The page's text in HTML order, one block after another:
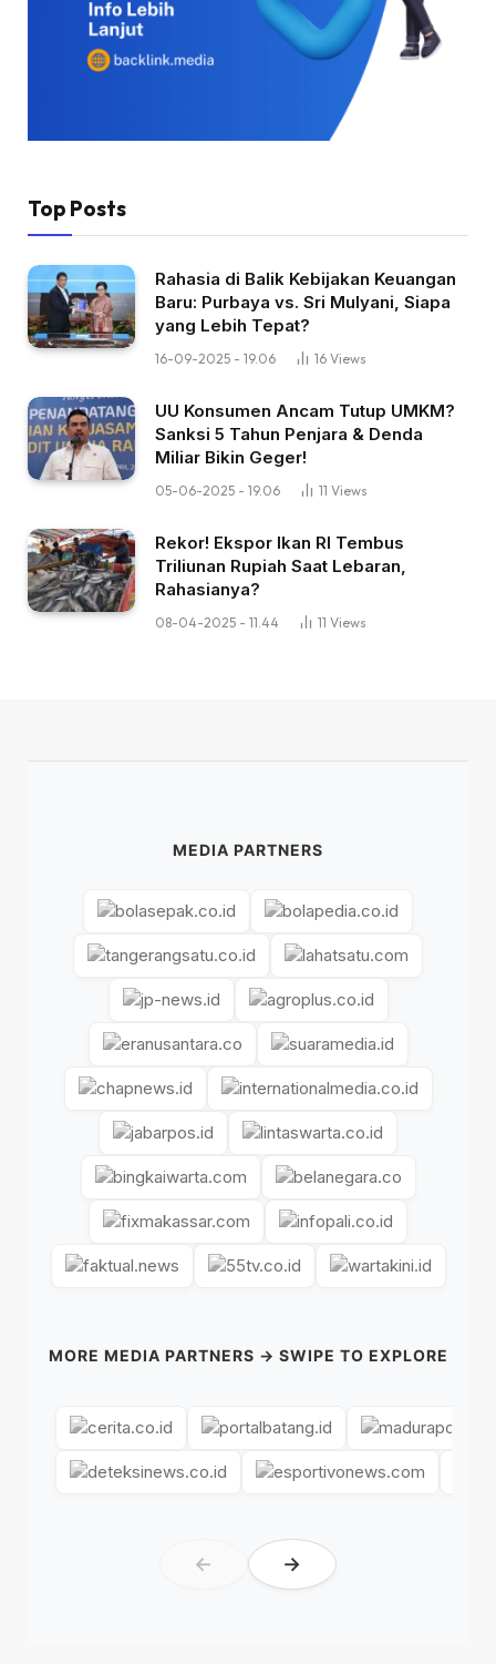
Top Posts
Rahasia di Balik Kebijakan Keuangan
Baru: Purbaya vs. Sri Mulyani, Siapa
yang Lebih Tepat?
16-09-2025 - 19.06 16 Views
UU Konsumen Ancam Tutup UMKM?
Sanksi 5 Tahun Penjara & Denda
Miliar Bikin Geger!
05-06-2025 - 19.06 11 Views
Rekor! Ekspor Ikan RI Tembus
Triliunan Rupiah Saat Lebaran,
Rahasianya?
08-04-2025 - 11.44 11 Views
MEDIA PARTNERS
MORE MEDIA PARTNERS → SWIPE TO EXPLORE
← →